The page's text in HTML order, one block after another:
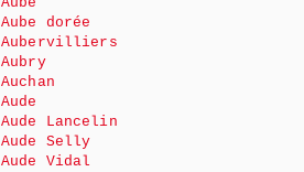
Aube dorée
Aubervilliers
Aubry
Auchan
Aude
Aude Lancelin
Aude Selly
Aude Vidal